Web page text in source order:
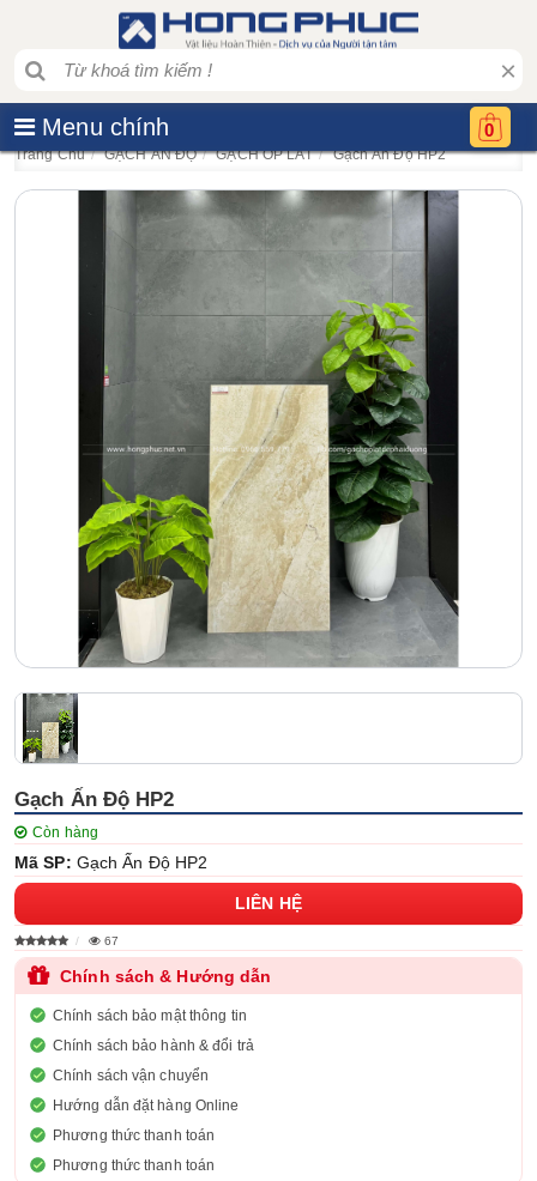
×
Menu chính 0
Trang Chủ GẠCH ẤN ĐỘ GẠCH ỐP LÁT Gạch Ấn Độ HP2
Gạch Ấn Độ HP2
Còn hàng
Mã SP: Gạch Ấn Độ HP2
LIÊN HỆ
67
Chính sách & Hướng dẫn
Chính sách bảo mật thông tin
Chính sách bảo hành & đổi trả
Chính sách vận chuyển
Hướng dẫn đặt hàng Online
Phương thức thanh toán
Phương thức thanh toán